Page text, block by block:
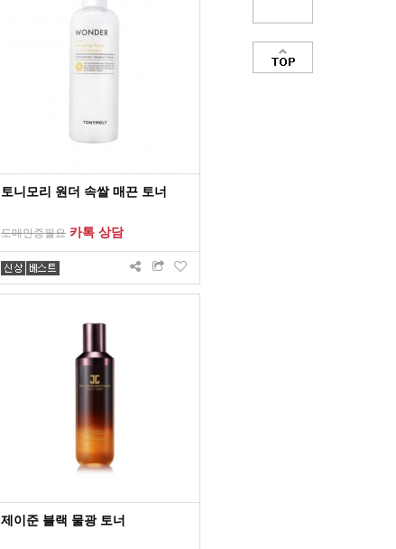
토니모리 원더 속쌀 매끈 토너
도매인증필요 카톡 상담
제이준 블랙 물광 토너